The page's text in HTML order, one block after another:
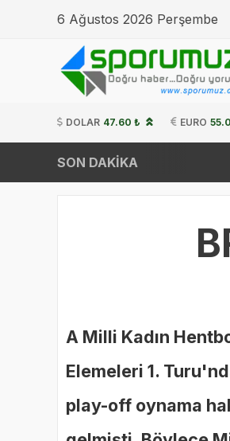
6 Ağustos 2026 Perşembe
DOLAR 47.60 ₺ EURO
SON DAKİKA
A Milli Kadın
Elemeleri 1.
play-off oynama